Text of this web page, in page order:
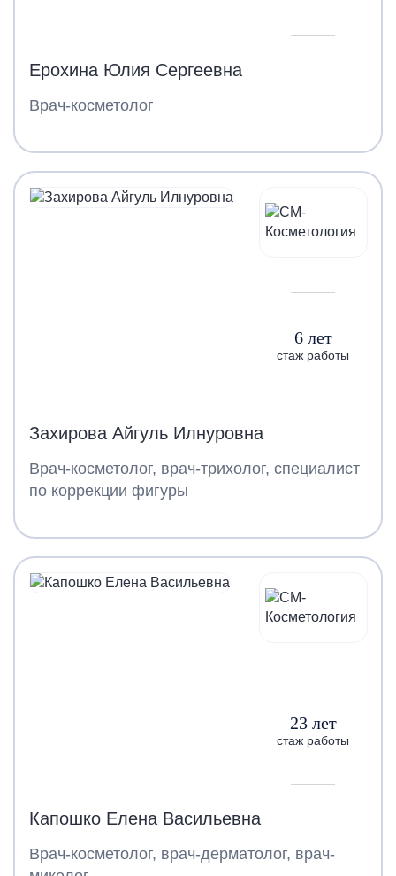
Ерохина Юлия Сергеевна
Врач-косметолог
6 лет
стаж работы
Захирова Айгуль Илнуровна
Врач-косметолог, врач-трихолог, специалист
по коррекции фигуры
23 лет
стаж работы
Капошко Елена Васильевна
Врач-косметолог, врач-дерматолог, врач-